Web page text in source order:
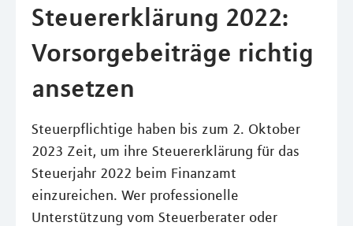
Steuererklärung 2022:
Vorsorgebeiträge richtig
ansetzen
Steuerpflichtige haben bis zum 2. Oktober
2023 Zeit, um ihre Steuererklärung für das
Steuerjahr 2022 beim Finanzamt
einzureichen. Wer professionelle
Unterstützung vom Steuerberater oder